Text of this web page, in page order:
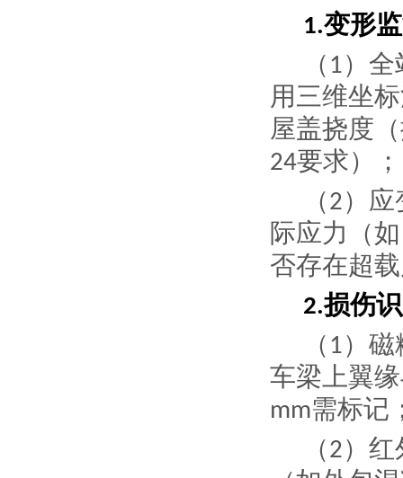
1.变形
（ 1） 全
用三维坐
屋盖挠度
24要求）；
（2） 应
际应力（
否存在超
2.损伤
（ 1） 磁
车梁上翼
mm需标记
（2） 红